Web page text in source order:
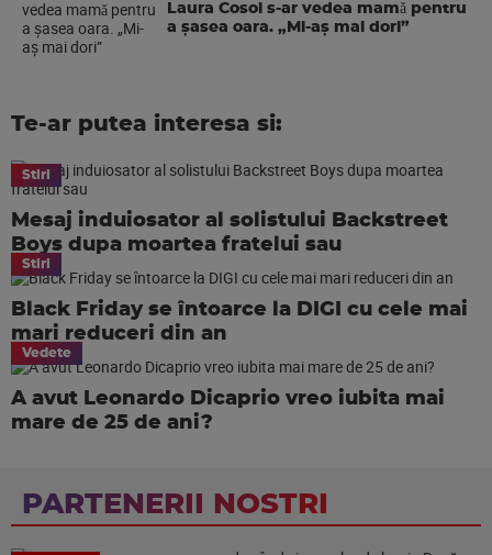
Laura Cosoi s-ar vedea mamǎ pentru
a şasea oara. „Mi-aș mai dori”
Te-ar putea interesa si:
Stiri
Mesaj induiosator al solistului Backstreet
Boys dupa moartea fratelui sau
Stiri
Black Friday se întoarce la DIGI cu cele mai
mari reduceri din an
Vedete
A avut Leonardo Dicaprio vreo iubita mai
mare de 25 de ani?
PARTENERII NOSTRI